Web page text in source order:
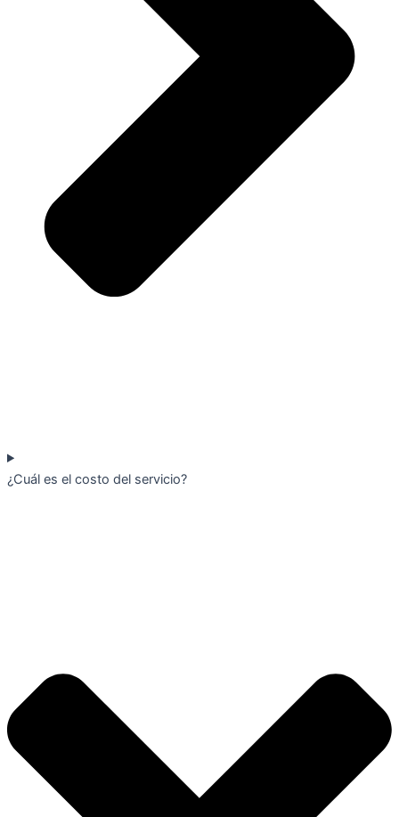
¿Cuál es el costo del servicio?